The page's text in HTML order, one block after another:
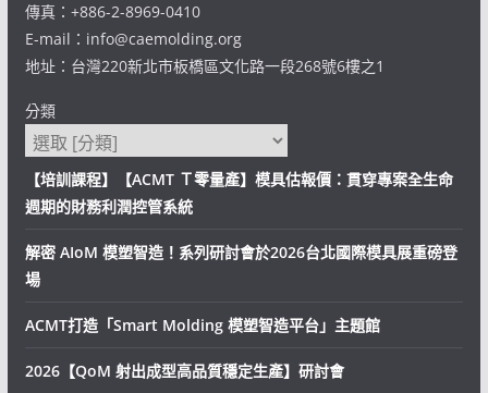
傳真：+886-2-8969-0410
E-mail：info@caemolding.org
地址：台灣220新北市板橋區文化路一段268號6樓之1
分類
【培訓課程】【ACMT Ｔ零量產】模具估報價：貫穿專案全生命
週期的財務利潤控管系統
解密 AIoM 模塑智造！系列研討會於2026台北國際模具展重磅登
場
ACMT打造「Smart Molding 模塑智造平台」主題館
2026【QoM 射出成型高品質穩定生產】研討會